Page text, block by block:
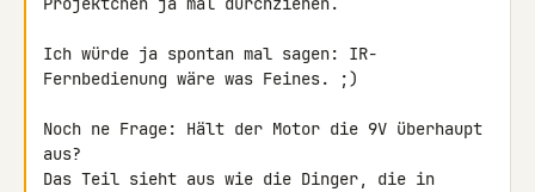
Ich würde ja spontan mal sagen: IR-
Fernbedienung wäre was Feines. ;)
Noch ne Frage: Hält der Motor die 9V überhaupt
aus?
Das Teil sieht aus wie die Dinger, die in